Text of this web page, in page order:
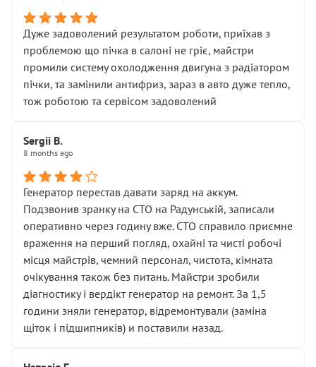
Дуже задоволений результатом роботи, приїхав з
проблемою що пічка в салоні не гріє, майстри
промили систему охолодження двигуна з радіатором
пічки, та замінили антифриз, зараз в авто дуже тепло,
тож роботою та сервісом задоволений
Sergii B.
8 months ago
Генератор перестав давати заряд на аккум.
Подзвонив зранку на СТО на Радунській, записали
оперативно через годину вже. СТО справило приємне
враження на перший погляд, охайні та чисті робочі
місця майстрів, чемний персонал, чистота, кімната
очікування також без питань. Майстри зробили
діагностику і вердікт генератор на ремонт. За 1,5
години зняли генератор, відремонтували (заміна
щіток і підшипників) и поставили назад.